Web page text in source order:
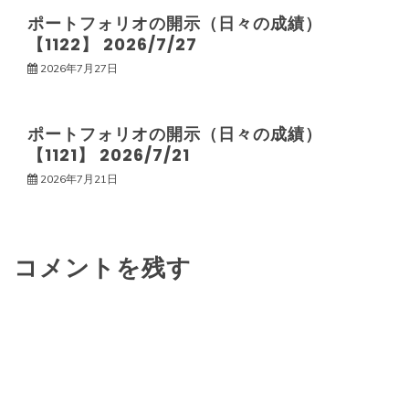
ン
ポートフォリオの開示（日々の成績）
【1122】 2026/7/27
2026年7月27日
ポートフォリオの開示（日々の成績）
【1121】 2026/7/21
2026年7月21日
コメントを残す